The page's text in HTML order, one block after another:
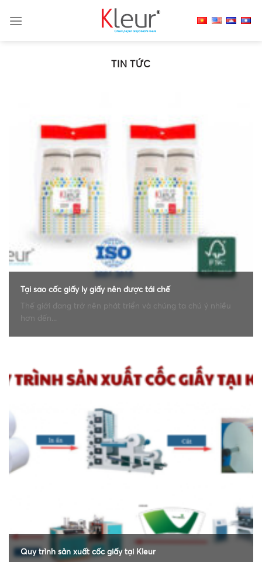
TIN TỨC
Tại sao cốc giấy ly giấy nên được tái chế
Thế giới đang trở nên phát triển và chúng ta chú ý nhiều
hơn đến...
Quy trình sản xuất cốc giấy tại Kleur